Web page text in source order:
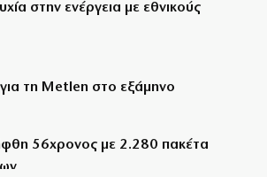
στην ενέργεια με εθνικούς
για τη Metlen στο εξάμηνο
56χρονος με 2.280 πακέτα